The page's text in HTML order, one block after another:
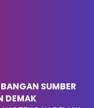
SUMBER
DEMAK